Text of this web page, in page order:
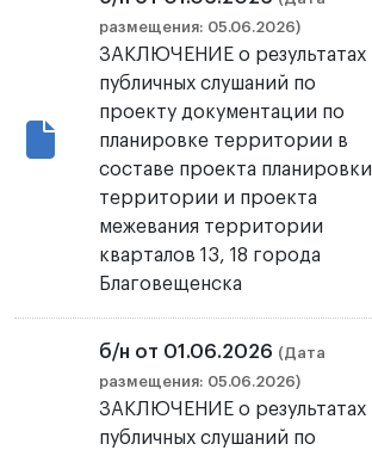
размещения: 05.06.2026)
ЗАКЛЮЧЕНИЕ о результатах
публичных слушаний по
проекту документации по
планировке территории в
составе проекта планировки
территории и проекта
межевания территории
кварталов 13, 18 города
Благовещенска
б/н от 01.06.2026 (Дата
размещения: 05.06.2026)
ЗАКЛЮЧЕНИЕ о результатах
публичных слушаний по